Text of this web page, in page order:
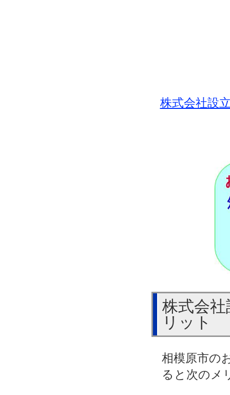
株式会社設
株式会
リット
相模原市の
ると次のメ